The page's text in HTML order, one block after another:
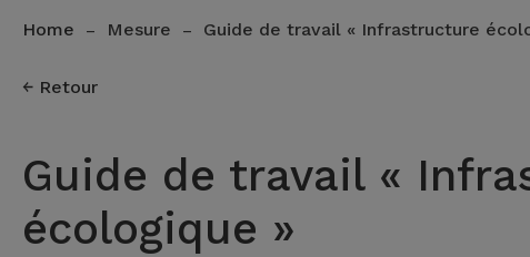
Home – Mesure – Guide de travail « Infrastructure
Retour
Guide de travail «
écologique »